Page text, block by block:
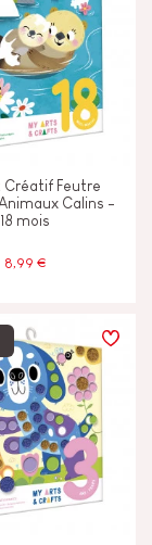
Feutre
Calins -
18 mois
8,99 €